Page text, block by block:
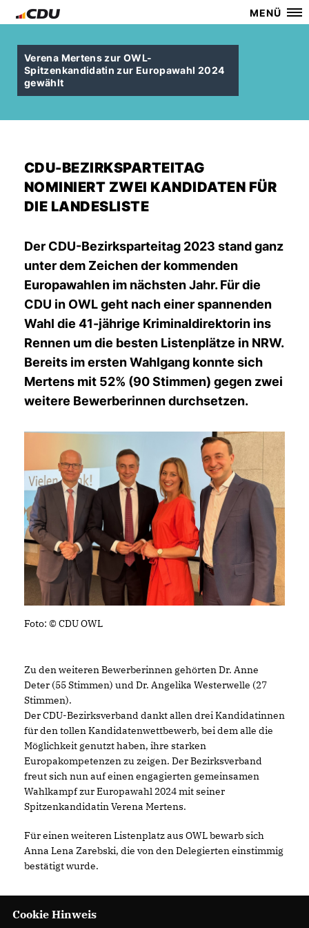
MENÜ
Verena Mertens zur OWL-
Spitzenkandidatin zur Europawahl 2024
gewählt
CDU-BEZIRKSPARTEITAG
NOMINIERT ZWEI KANDIDATEN FÜR
DIE LANDESLISTE
Der CDU-Bezirksparteitag 2023 stand ganz
unter dem Zeichen der kommenden
Europawahlen im nächsten Jahr. Für die
CDU in OWL geht nach einer spannenden
Wahl die 41-jährige Kriminaldirektorin ins
Rennen um die besten Listenplätze in NRW.
Bereits im ersten Wahlgang konnte sich
Mertens mit 52% (90 Stimmen) gegen zwei
weitere Bewerberinnen durchsetzen.
Foto: © CDU OWL
Zu den weiteren Bewerberinnen gehörten Dr. Anne
Deter (55 Stimmen) und Dr. Angelika Westerwelle (27
Stimmen).
Der CDU-Bezirksverband dankt allen drei Kandidatinnen
für den tollen Kandidatenwettbewerb, bei dem alle die
Möglichkeit genutzt haben, ihre starken
Europakompetenzen zu zeigen. Der Bezirksverband
freut sich nun auf einen engagierten gemeinsamen
Wahlkampf zur Europawahl 2024 mit seiner
Spitzenkandidatin Verena Mertens.
Für einen weiteren Listenplatz aus OWL bewarb sich
Anna Lena Zarebski, die von den Delegierten einstimmig
bestätigt wurde.
Cookie Hinweis